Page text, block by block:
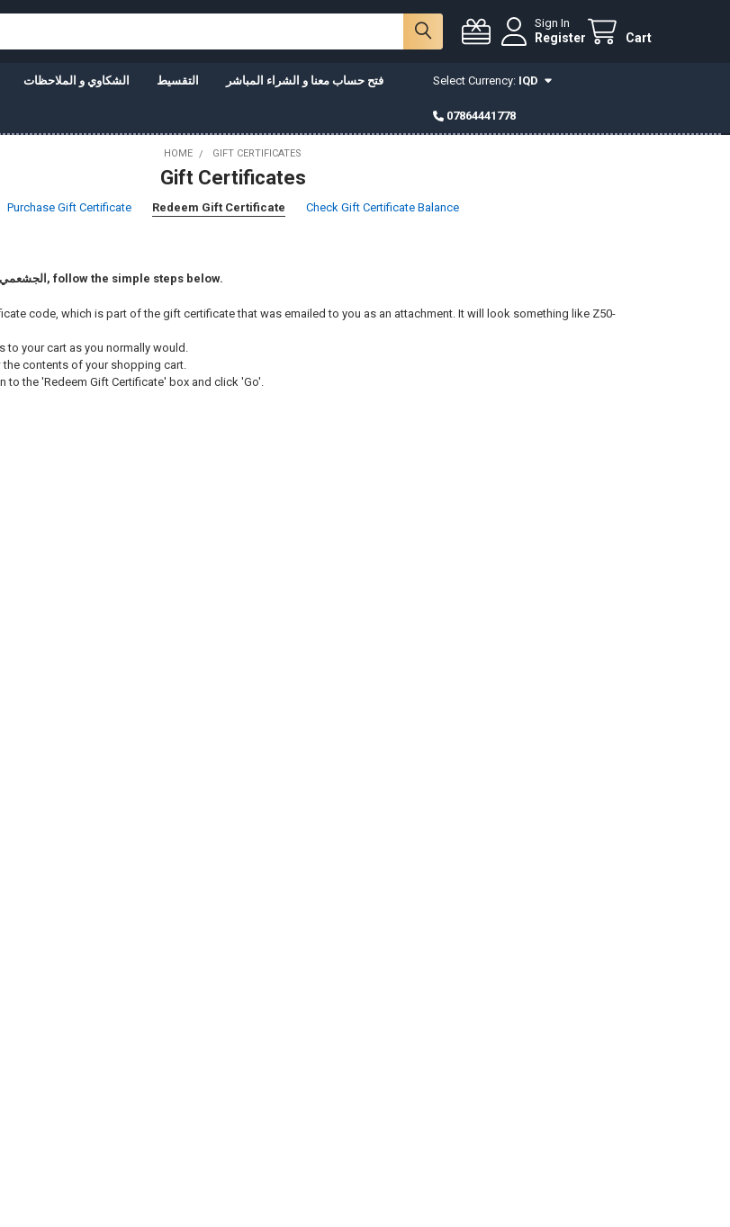
Sign In
Register Cart
الشكاوي و الملاحظات التقسيط فتح حساب معنا و الشراء المباشر Select Currency: IQD
07864441778
HOME GIFT CERTIFICATES
Gift Certificates
Purchase Gift Certificate Redeem Gift Certificate Check Gift Certificate Balance
To redeem a gift certificate at الجشعمي, follow the simple steps below.
code, which is part of the gift certificate that was emailed to you as an attachment. It will look something like Z50-
your cart as you normally would.
the contents of your shopping cart.
to the 'Redeem Gift Certificate' box and click 'Go'.